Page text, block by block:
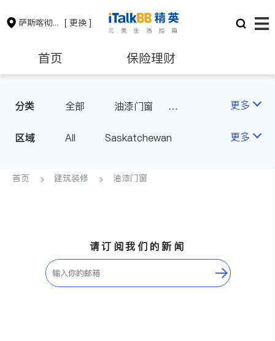
萨斯喀彻温省 [ 更换 ]
首页 保险理财
分类 全部
油漆门窗
更多
区域 All Saskatchewan 更多
首页 建筑装修 油漆门窗
请订阅我们的新闻